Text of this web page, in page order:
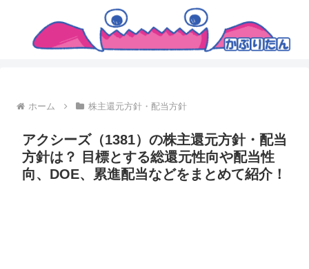
ホーム 株主還元方針・配当方針
アクシーズ（1381）の株主還元方針・配当
方針は？ 目標とする総還元性向や配当性
向、DOE、累進配当などをまとめて紹介！